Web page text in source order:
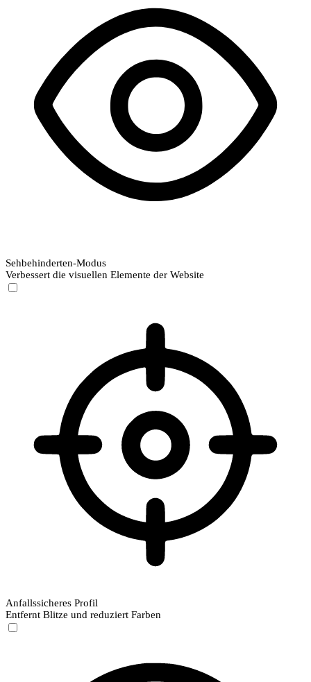
Sehbehinderten-Modus
Verbessert die visuellen Elemente der Website
Anfallssicheres Profil
Entfernt Blitze und reduziert Farben